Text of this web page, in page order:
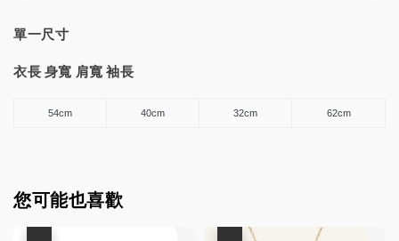
單一尺寸
衣長 身寬 肩寬 袖長
54cm 40cm 32cm 62cm
您可能也喜歡